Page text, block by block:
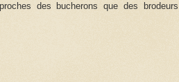
des bucherons que des brodeurs